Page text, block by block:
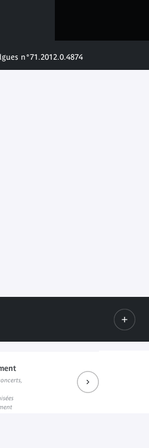
n°71.2012.0.4874
du salon de lecture J. Kerchache
Sur la redécouverte d'un récipient en